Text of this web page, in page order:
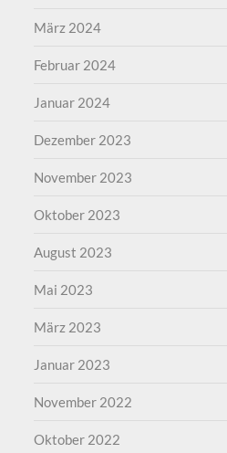
März 2024
Februar 2024
Januar 2024
Dezember 2023
November 2023
Oktober 2023
August 2023
Mai 2023
März 2023
Januar 2023
November 2022
Oktober 2022